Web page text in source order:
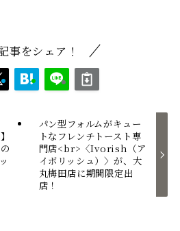
事をシェア！
パン型フォルムがキュー
トなフレンチトースト専
門店<br>〈Ivorish（ア
イボリッシュ）〉が、大
丸梅田店に期間限定出
店！